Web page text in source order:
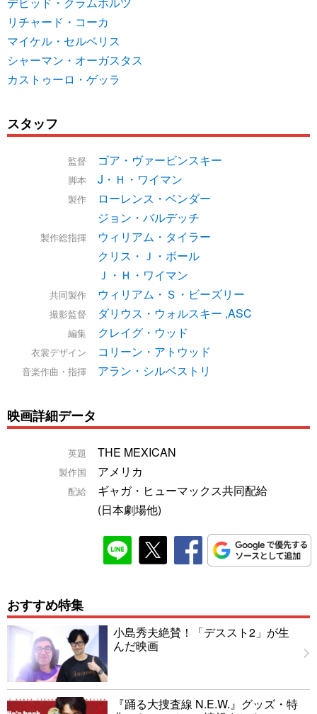
リチャード・コーカ
マイケル・セルベリス
シャーマン・オーガスタス
カストゥーロ・ゲッラ
スタッフ
監督 ゴア・ヴァービンスキー
脚本 J・Ｈ・ワイマン
製作
ローレンス・ベンダー
ジョン・バルデッチ
製作総指揮
ウィリアム・タイラー
クリス・Ｊ・ボール
Ｊ・Ｈ・ワイマン
共同製作 ウィリアム・Ｓ・ビーズリー
撮影監督 ダリウス・ウォルスキー ,ASC
編集 クレイグ・ウッド
衣裳デザイン コリーン・アトウッド
音楽作曲・指揮 アラン・シルベストリ
映画詳細データ
英題 THE MEXICAN
製作国 アメリカ
配給
ギャガ・ヒューマックス共同配給
(日本劇場他)
おすすめ特集
小島秀夫絶賛！「デススト2」が生
んだ映画
『踊る大捜査線 N.E.W.』グッズ・特